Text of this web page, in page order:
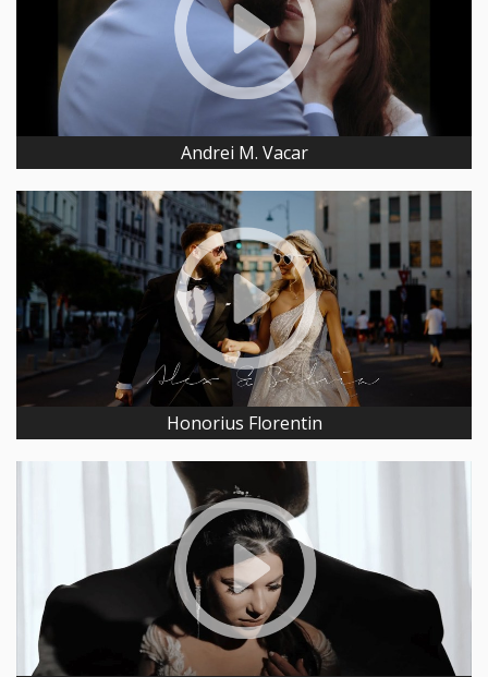
Andrei M. Vacar
Honorius Florentin